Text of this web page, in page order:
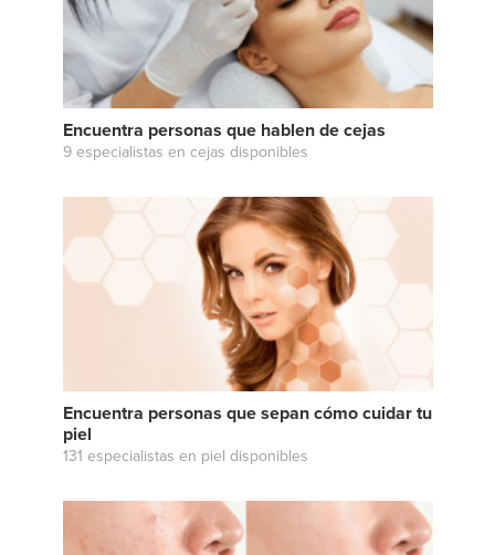
Encuentra personas que hablen de cejas
9 especialistas en cejas disponibles
Encuentra personas que sepan cómo cuidar tu
piel
131 especialistas en piel disponibles